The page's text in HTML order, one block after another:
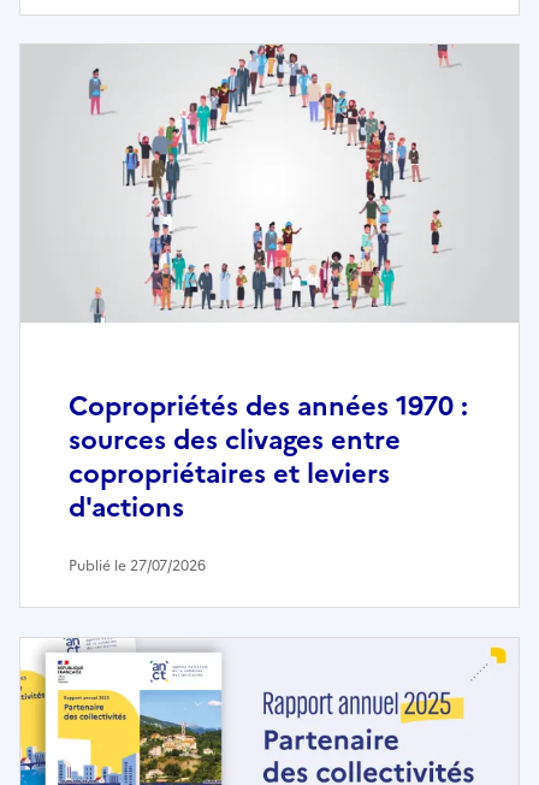
Copropriétés des années 1970 :
sources des clivages entre
copropriétaires et leviers
d'actions
Publié le 27/07/2026